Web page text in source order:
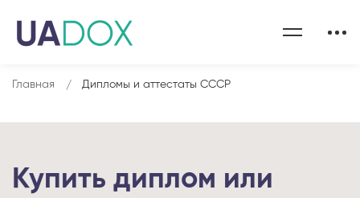
Главная Дипломы и аттестаты СССР
Купить диплом или